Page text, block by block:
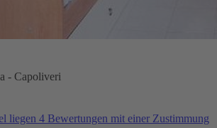
- Capoliveri
liegen 4 Bewertungen mit einer Zustimmung